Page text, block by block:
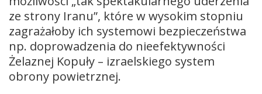
ze strony Iranu”, które w wysokim stopniu
zagrażałoby ich systemowi bezpieczeństwa
np. doprowadzenia do nieefektywności
Żelaznej Kopuły – izraelskiego system
obrony powietrznej.